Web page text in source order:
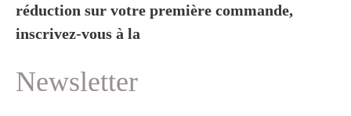
réduction sur votre première commande,
inscrivez-vous à la
Newsletter